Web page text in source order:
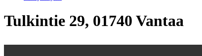
Tulkintie 29, 01740 Vantaa